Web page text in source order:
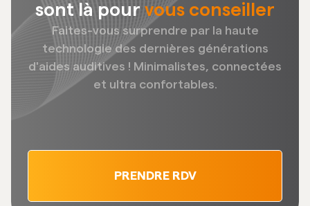
sont là pourvous conseiller
Faites-vous surprendre par la haute
technologie des dernières générations
d'aides auditives ! Minimalistes, connectées
et ultra confortables.
PRENDRE RDV